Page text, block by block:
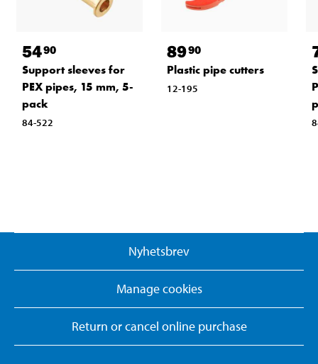
5490
Support sleeves for
PEX pipes, 15 mm, 5-
pack
84-522
8990
Plastic pipe cutters
12-195
Nyhetsbrev
Manage cookies
Return or cancel online purchase